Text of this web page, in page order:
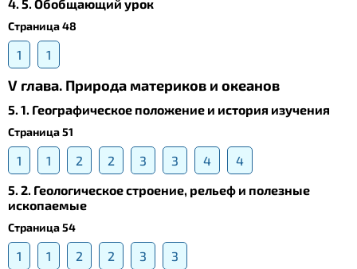
4. 5. Обобщающий урок
Страница 48
1 1
V глава. Природа материков и океанов
5. 1. Географическое положение и история изучения
Страница 51
1 1 2 2 3 3 4
4
5. 2. Геологическое строение, рельеф и полезные
ископаемые
Страница 54
1 1 2 2 3
3